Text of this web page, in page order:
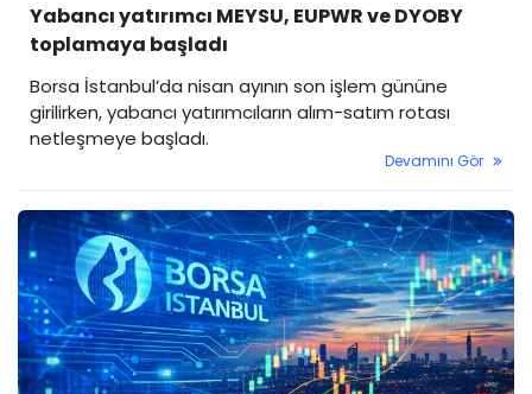
Yabancı yatırımcı MEYSU, EUPWR ve DYOBY
toplamaya başladı
Borsa İstanbul’da nisan ayının son işlem gününe
girilirken, yabancı yatırımcıların alım-satım rotası
netleşmeye başladı.
Devamını Gör